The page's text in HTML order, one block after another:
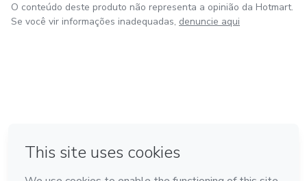
O conteúdo deste produto não representa a opinião da Hotmart.
Se você vir informações inadequadas, denuncie aqui
Feito com ❤ na Cidade do México